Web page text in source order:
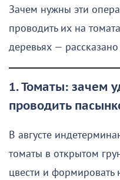
Зачем нужны эти
проводить их на
деревьях — рассказано
1. Томаты: зачем
проводить
В августе
томаты в открытом
цвести и формировать